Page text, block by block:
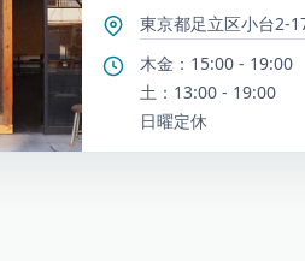
東京都足立区小台2-
木金：15:00 - 19:00
土：13:00 - 19:00
日曜定休